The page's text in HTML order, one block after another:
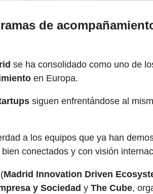
de
se ha consolidado como uno de
en Europa.
siguen enfrentándose al
a los equipos que ya han
conectados y con visión
Madrid Innovation Driven
y Sociedad y The Cube,